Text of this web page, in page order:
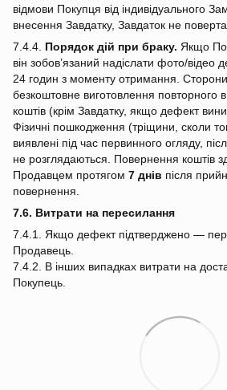
відмови Покупця від індивідуального
внесення Завдатку, Завдаток не
7.4.4. Порядок дій при браку. Якщо
він зобов’язаний надіслати фото/відео
24 годин з моменту отримання.
безкоштовне виготовлення повторного
коштів (крім Завдатку, якщо дефект
Фізичні пошкодження (тріщини, сколи
виявлені під час первинного огляду,
не розглядаються. Повернення коштів
Продавцем протягом 7 днів після
повернення.
7.6. Витрати на пересилання
7.4.1. Якщо дефект підтверджено —
Продавець.
7.4.2. В інших випадках витрати на
Покупець.